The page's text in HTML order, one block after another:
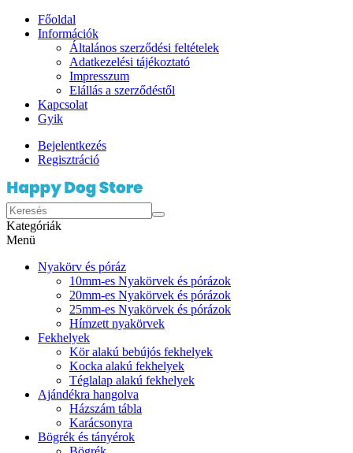
Főoldal
Információk
Általános szerződési feltételek
Adatkezelési tájékoztató
Impresszum
Elállás a szerződéstől
Kapcsolat
Gyik
Bejelentkezés
Regisztráció
Kategóriák
Menü
Nyakörv és póráz
10mm-es Nyakörvek és pórázok
20mm-es Nyakörvek és pórázok
25mm-es Nyakörvek és pórázok
Hímzett nyakörvek
Fekhelyek
Kör alakú bebújós fekhelyek
Kocka alakú fekhelyek
Téglalap alakú fekhelyek
Ajándékra hangolva
Házszám tábla
Karácsonyra
Bögrék és tányérok